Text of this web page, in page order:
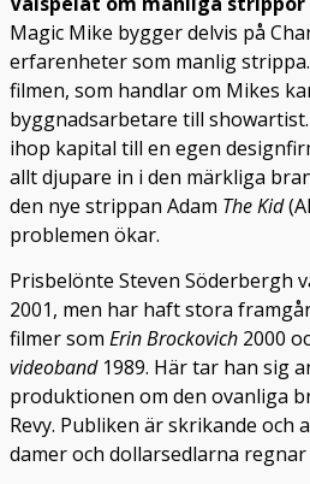
Magic Mike bygger delvis på
erfarenheter som manlig
filmen, som handlar om Mikes
byggnadsarbetare till
ihop kapital till en egen
allt djupare in i den märkliga
den nye strippan Adam The Kid
problemen ökar.
Prisbelönte Steven Söderbergh
2001, men har haft stora
filmer som Erin Brockovich 2000
videoband1989. Här tar han sig
produktionen om den ovanliga
Revy. Publiken är skrikande och
damer och dollarsedlarna